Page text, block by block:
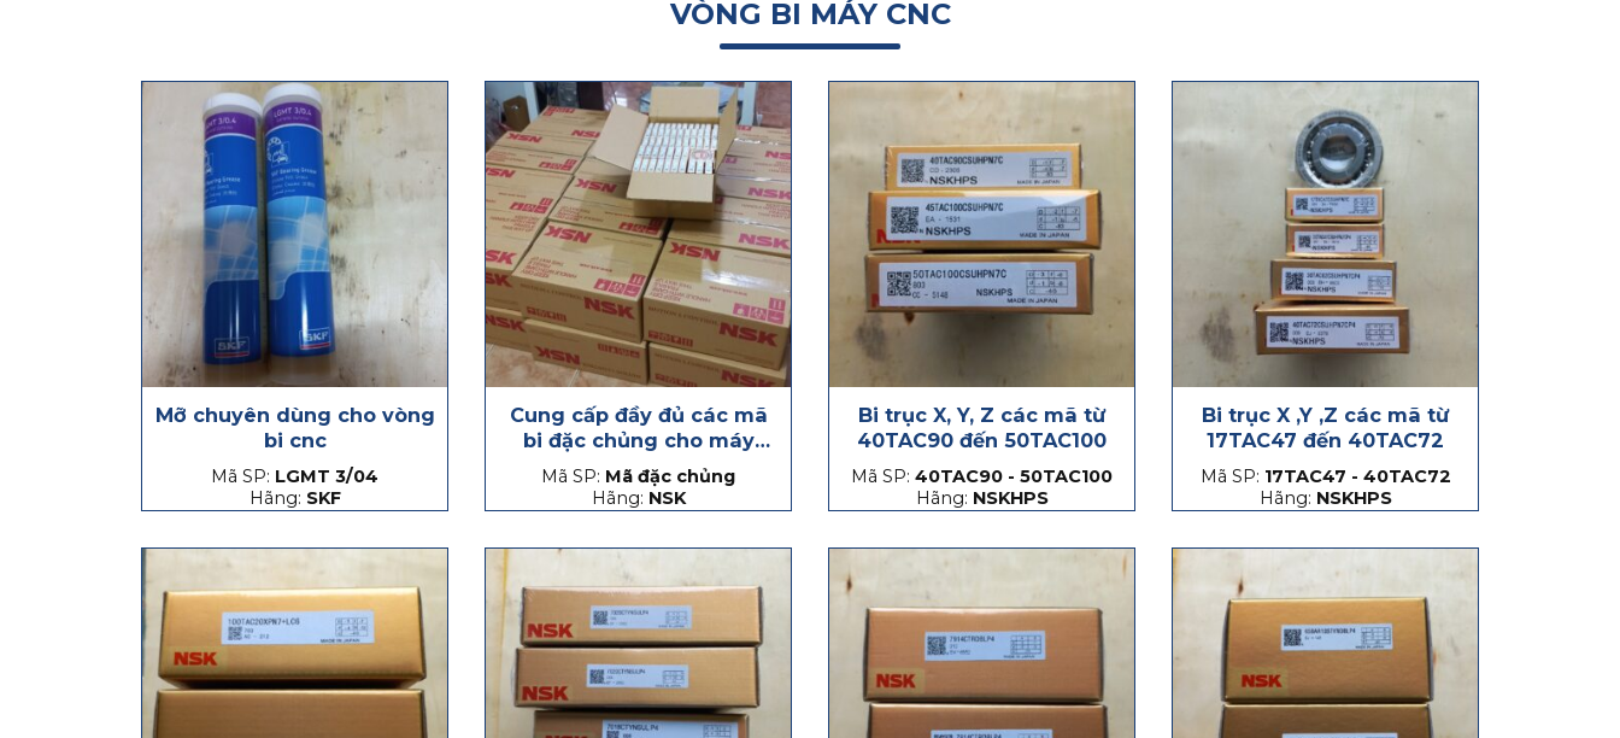
VÒNG BI MÁY CNC
Mỡ chuyên dùng cho vòng
bi cnc
Mã SP: LGMT 3/04
Hãng: SKF
Cung cấp đầy đủ các mã
bi đặc chủng cho máy
CNC
Mã SP: Mã đặc chủng
Hãng: NSK
Bi trục X, Y, Z các mã từ
40TAC90 đến 50TAC100
Mã SP: 40TAC90 - 50TAC100
Hãng: NSKHPS
Bi trục X ,Y ,Z các mã từ
17TAC47 đến 40TAC72
Mã SP: 17TAC47 - 40TAC72
Hãng: NSKHPS